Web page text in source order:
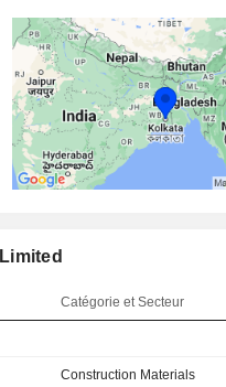
Catégorie et Secteur
Construction Materials